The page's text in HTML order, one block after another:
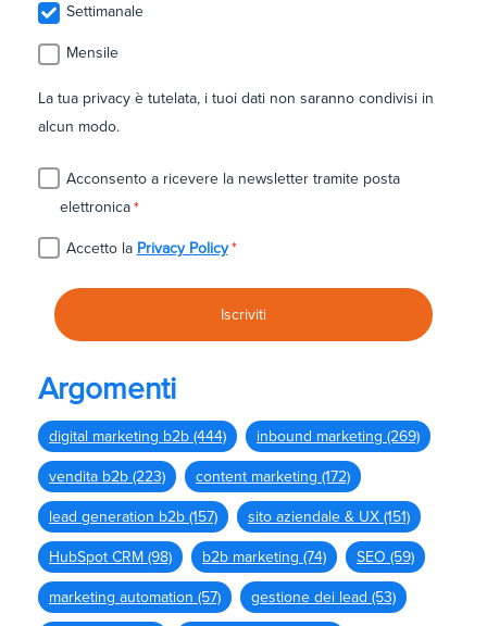
Settimanale
Mensile
La tua privacy è tutelata, i tuoi dati non saranno condivisi in
alcun modo.
Acconsento a ricevere la newsletter tramite posta
elettronica*
Accetto la Privacy Policy *
Argomenti
digital marketing b2b (444) inbound marketing (269)
vendita b2b (223) content marketing (172)
lead generation b2b (157) sito aziendale & UX (151)
HubSpot CRM (98) b2b marketing (74) SEO (59)
marketing automation (57) gestione dei lead (53)